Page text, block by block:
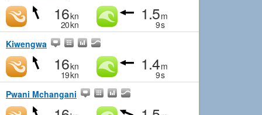
16kn
20kn
1.5m
9s
Kiwengwa
16kn
19kn
1.4m
9s
Pwani Mchangani